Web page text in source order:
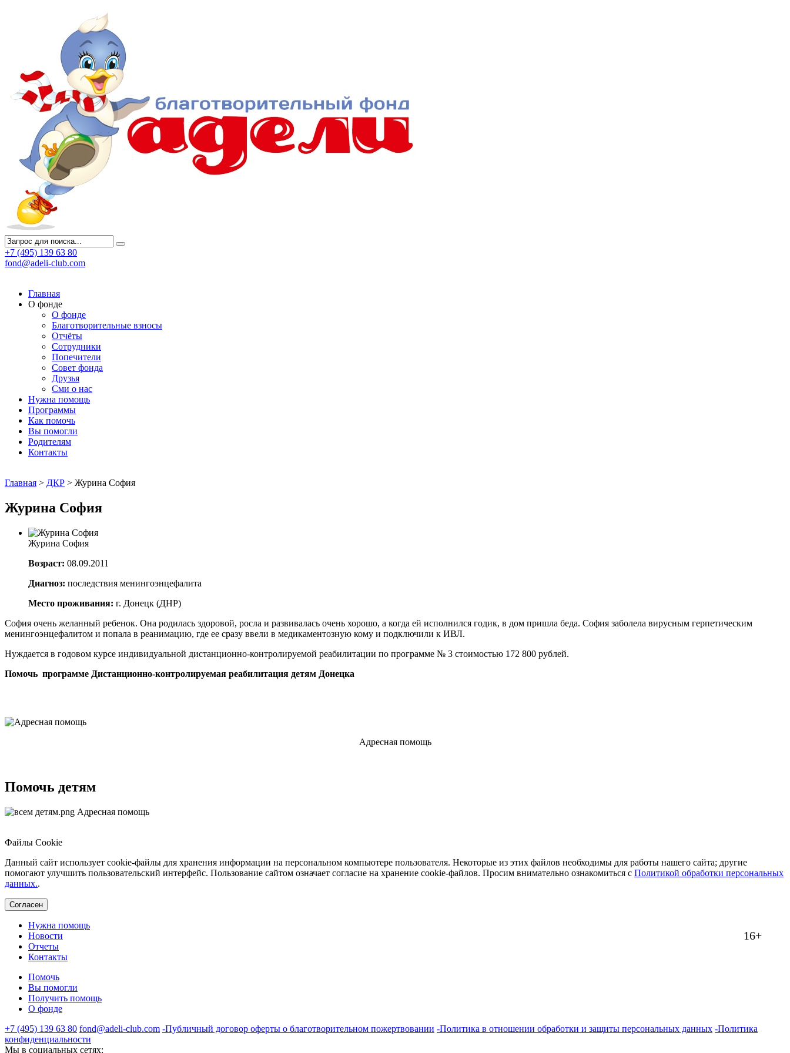
+7 (495) 139 63 80
fond@adeli-club.com
Главная
О фонде
О фонде
Благотворительные взносы
Отчёты
Сотрудники
Попечители
Совет фонда
Друзья
Сми о нас
Нужна помощь
Программы
Как помочь
Вы помогли
Родителям
Контакты
Главная > ДКР > Журина София
Журина София
Журина София
Возраст: 08.09.2011
Диагноз: последствия менингоэнцефалита
Место проживания: г. Донецк (ДНР)
София очень желанный ребенок. Она родилась здоровой, росла и развивалась очень хорошо, а когда ей исполнился годик, в дом пришла беда. София заболела вирусным герпетическим
менингоэнцефалитом и попала в реанимацию, где ее сразу ввели в медикаментозную кому и подключили к ИВЛ.
Нуждается в годовом курсе индивидуальной дистанционно-контролируемой реабилитации по программе № 3 стоимостью 172 800 рублей.
Помочь программе Дистанционно-контролируемая реабилитация детям Донецка
Адресная помощь
Помочь детям
Адресная помощь
Файлы Cookie
Данный сайт использует cookie-файлы для хранения информации на персональном компьютере пользователя. Некоторые из этих файлов необходимы для работы нашего сайта; другие
помогают улучшить пользовательский интерфейс. Пользование сайтом означает согласие на хранение cookie-файлов. Просим внимательно ознакомиться с Политикой обработки персональных
данных..
Согласен
16+
Нужна помощь
Новости
Отчеты
Контакты
Помочь
Вы помогли
Получить помощь
О фонде
+7 (495) 139 63 80 fond@adeli-club.com -Публичный договор оферты о благотворительном пожертвовании -Политика в отношении обработки и защиты персональных данных -Политика
конфиденциальности
Мы в социальных сетях: